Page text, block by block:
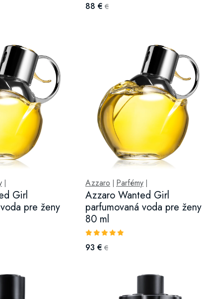
88 € €
Girl
pre ženy
Azzaro Parfémy|
Azzaro Wanted Girl
parfumovaná voda pre ženy
80 ml
93 € €